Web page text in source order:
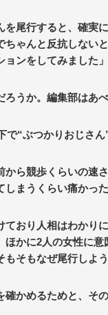
族が猛反対。家族
… 他 / 2chnaviヘッ
を尾行すると、確
ゃんと反抗しない
ンをしてみました」
うか。編集部はあ
“ぶつかりおじさん
から競歩くらいの
まうくらい痛かった
おり人相はわかり
ほかに2人の女性に
そもなぜ尾行しよう
確かめるためと、そ